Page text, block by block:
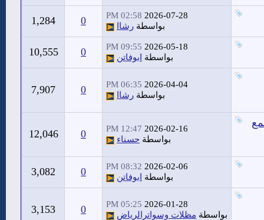
2026-07-28
02:58 PM
بواسطة رشاا 0
1,284
2026-05-18
09:55 PM
بواسطة
ابوفاتن 0
10,555
2026-04-04
06:35 PM
بواسطة رشاا 0
7,907
2026-02-16
12:47 PM
بواسطة حسناء 0
12,046
2026-02-06
08:32 PM
بواسطة
ابوفاتن 0
3,082
2026-01-28
05:25 PM
بواسطة مظلات وسواترالرياض 0
3,153